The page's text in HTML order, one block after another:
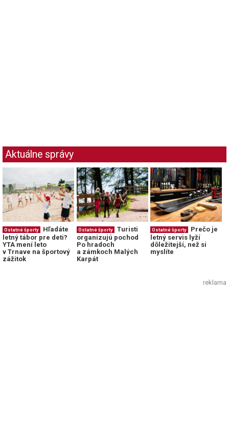
Aktuálne správy
Ostatné športy
Hľadáte
letný tábor pre deti?
YTA mení leto
v Trnave na športový
zážitok
Ostatné športy
Turisti
organizujú pochod
Po hradoch
a zámkoch Malých
Karpát
Ostatné športy
Prečo je
letný servis lyží
dôležitejší, než si
myslíte
reklama